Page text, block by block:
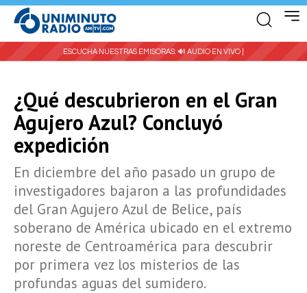
ESCUCHA NUESTRAS EMISORAS: 🔊 AUDIO EN VIVO |
¿Qué descubrieron en el Gran
Agujero Azul? Concluyó
expedición
En diciembre del año pasado un grupo de
investigadores bajaron a las profundidades
del Gran Agujero Azul de Belice, país
soberano de América ubicado en el extremo
noreste de Centroamérica para descubrir
por primera vez los misterios de las
profundas aguas del sumidero.